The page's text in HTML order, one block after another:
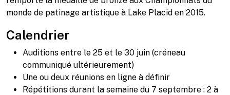
monde de patinage artistique à Lake Placid en 2015.
Calendrier
Auditions entre le 25 et le 30 juin (créneau
communiqué ultérieurement)
Une ou deux réunions en ligne à définir
Répétitions durant la semaine du 7 septembre : 2 à